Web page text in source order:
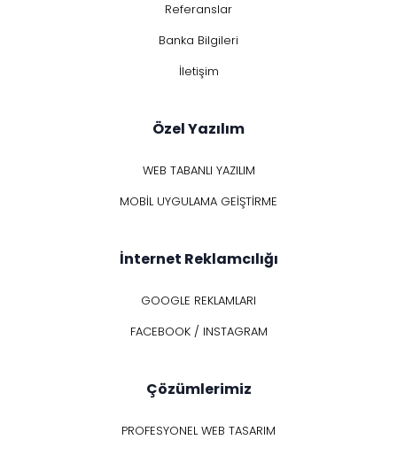
Referanslar
Banka Bilgileri
İletişim
Özel Yazılım
WEB TABANLI YAZILIM
MOBİL UYGULAMA GEİŞTİRME
İnternet Reklamcılığı
GOOGLE REKLAMLARI
FACEBOOK / INSTAGRAM
Çözümlerimiz
PROFESYONEL WEB TASARIM